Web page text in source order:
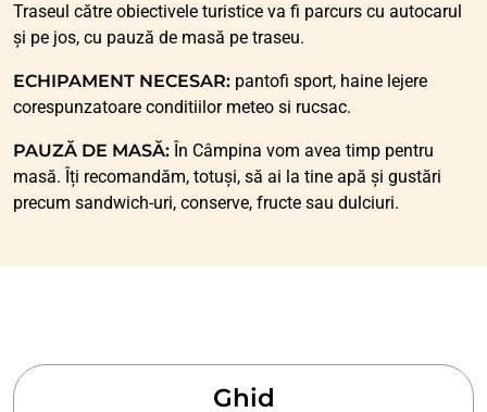
Traseul către obiectivele turistice va fi parcurs cu autocarul
și pe jos, cu pauză de masă pe traseu.
ECHIPAMENT NECESAR: pantofi sport, haine lejere
corespunzatoare conditiilor meteo si rucsac.
PAUZĂ DE MASĂ: În Câmpina vom avea timp pentru
masă. Îți recomandăm, totuși, să ai la tine apă și gustări
precum sandwich-uri, conserve, fructe sau dulciuri.
Ghid